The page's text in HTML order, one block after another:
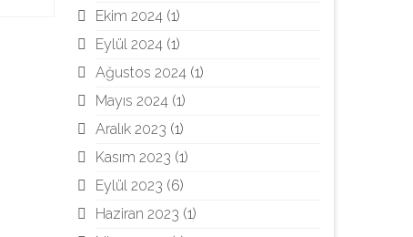
Ekim 2024(1)
Eylül 2024(1)
Ağustos 2024(1)
Mayıs 2024(1)
Aralık 2023 (1)
Kasım 2023 (1)
Eylül 2023 (6)
Haziran 2023 (1)